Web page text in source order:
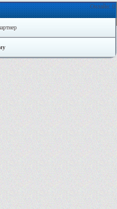
Онлайн: 0